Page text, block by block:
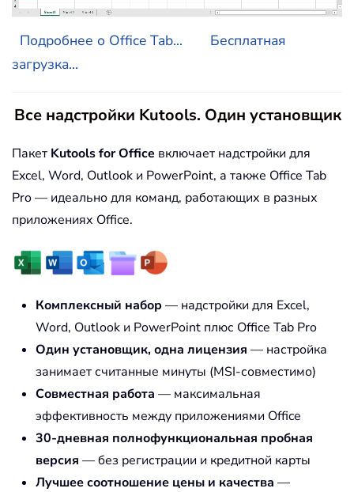
Подробнее о Office Tab...
Бесплатная
загрузка...
Все надстройки Kutools. Один установщик
Пакет Kutools for Office включает надстройки для
Excel, Word, Outlook и PowerPoint, а также Office Tab
Pro — идеально для команд, работающих в разных
приложениях Office.
Комплексный набор — надстройки для Excel,
Word, Outlook и PowerPoint плюс Office Tab Pro
Один установщик, одна лицензия — настройка
занимает считанные минуты (MSI-совместимо)
Совместная работа — максимальная
эффективность между приложениями Office
30-дневная полнофункциональная пробная
версия — без регистрации и кредитной карты
Лучшее соотношение цены и качества —